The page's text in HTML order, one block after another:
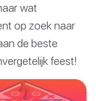
wat
op zoek naar
de beste
feest!